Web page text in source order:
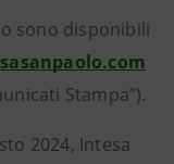
sono disponibili
Stampa”).
2024, Intesa